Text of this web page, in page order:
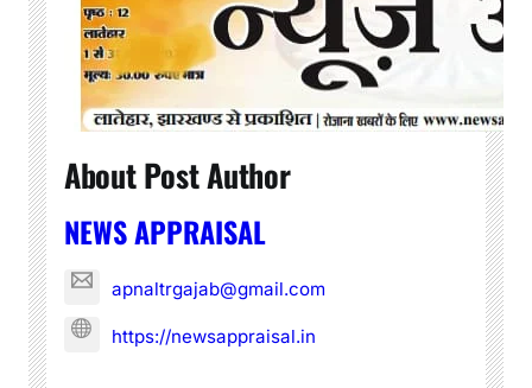
About Post Author
NEWS APPRAISAL
apnaltrgajab@gmail.com
https://newsappraisal.in